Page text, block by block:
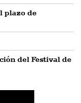
plazo de
del Festival de